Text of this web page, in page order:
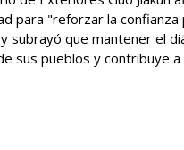
para "reforzar la confianza
subrayó que mantener el
sus pueblos y contribuye a